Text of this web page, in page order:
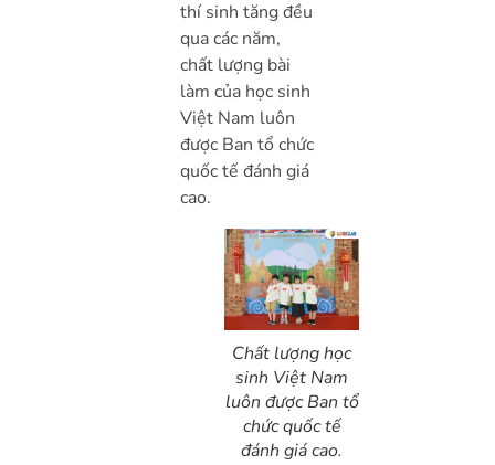
thí sinh tăng đều
qua các năm,
chất lượng bài
làm của học sinh
Việt Nam luôn
được Ban tổ chức
quốc tế đánh giá
cao.
Chất lượng học
sinh Việt Nam
luôn được Ban tổ
chức quốc tế
đánh giá cao.